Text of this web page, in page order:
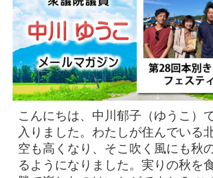
こんにちは、中川郁子（ゆうこ）
入りました。わたしが住んでいる
空も高くなり、そこ吹く風にも秋
るようになりました。実りの秋を